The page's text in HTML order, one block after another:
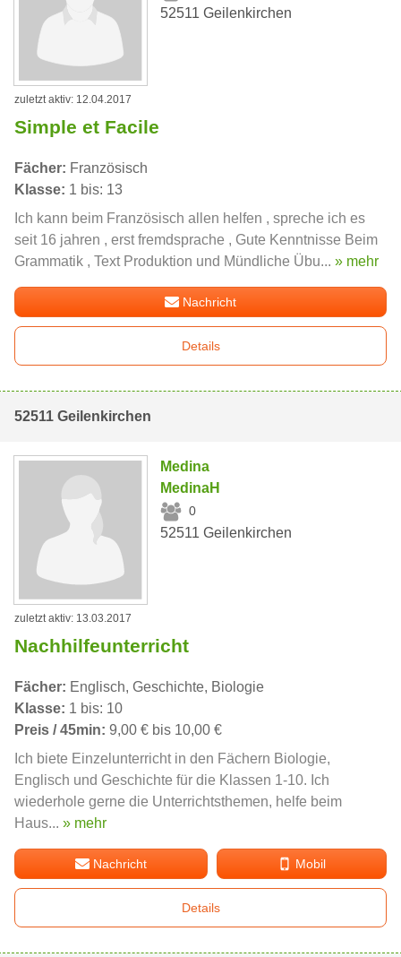
52511 Geilenkirchen
zuletzt aktiv: 12.04.2017
Simple et Facile
Fächer: Französisch
Klasse: 1 bis: 13
Ich kann beim Französisch allen helfen , spreche ich es
seit 16 jahren , erst fremdsprache , Gute Kenntnisse Beim
Grammatik , Text Produktion und Mündliche Übu... » mehr
Nachricht
Details
52511 Geilenkirchen
Medina
MedinaH
0
52511 Geilenkirchen
zuletzt aktiv: 13.03.2017
Nachhilfeunterricht
Fächer: Englisch, Geschichte, Biologie
Klasse: 1 bis: 10
Preis / 45min: 9,00 € bis 10,00 €
Ich biete Einzelunterricht in den Fächern Biologie,
Englisch und Geschichte für die Klassen 1-10. Ich
wiederhole gerne die Unterrichtsthemen, helfe beim
Haus... » mehr
Nachricht Mobil
Details